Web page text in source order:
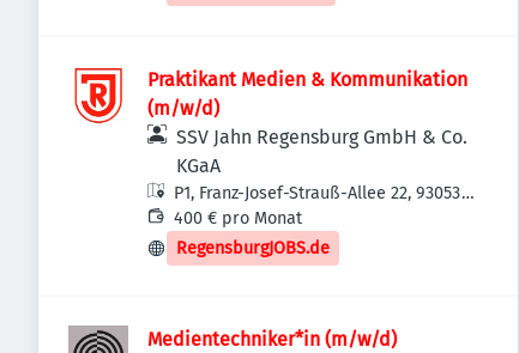
Praktikant Medien & Kommunikation
(m/w/d)
SSV Jahn Regensburg GmbH & Co.
KGaA
P1, Franz-Josef-Strauß-Allee 22, 93053
Regensburg, Deutschland
400 € pro Monat
RegensburgJOBS.de
Medientechniker*in (m/w/d)